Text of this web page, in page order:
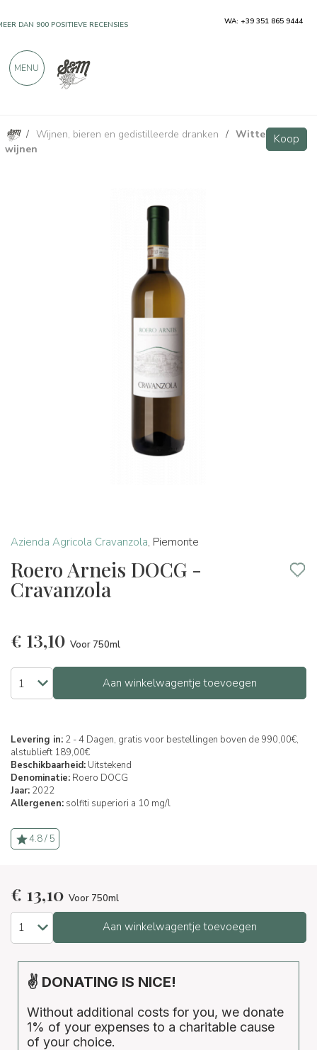
/ Wijnen, bieren en gedistilleerde dranken / Witte
wijnen
Koop
Azienda Agricola Cravanzola, Piemonte
Roero Arneis DOCG -
Cravanzola
€ 13,10 Voor 750ml
Aan winkelwagentje toevoegen
Levering in: 2 - 4 Dagen, gratis voor bestellingen boven de 990,00€,
alstublieft 189,00€
Beschikbaarheid: Uitstekend
Denominatie: Roero DOCG
Jaar: 2022
Allergenen: solfiti superiori a 10 mg/l
4.8 / 5
€ 13,10 Voor 750ml
Aan winkelwagentje toevoegen
✌ DONATING IS NICE!
Without additional costs for you, we donate
1% of your expenses to a charitable cause
of your choice.
Roero Arneis DOCG - Cravanzola Koop
DAN 900 POSITIEVE RECENSIES WA: +39 351 865 9444
MENU